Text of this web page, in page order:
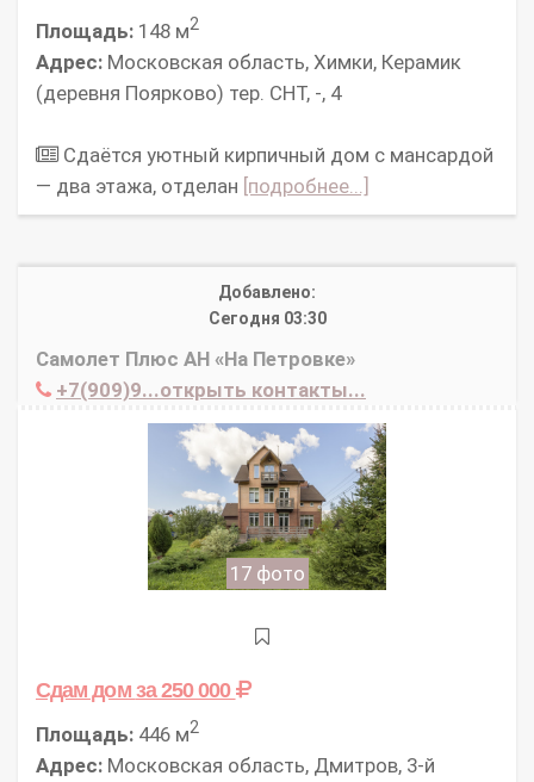
Площадь: 148 м2
Адрес: Московская область, Химки, Керамик
(деревня Поярково) тер. СНТ, -, 4
Сдаётся уютный кирпичный дом с мансардой
— два этажа, отделан [подробнее...]
Добавлено:
Сегодня 03:30
Самолет Плюс АН «На Петровке»
+7(909)9...открыть контакты...
17 фото
Сдам домза 250 000
Площадь: 446 м2
Адрес: Московская область, Дмитров, 3-й